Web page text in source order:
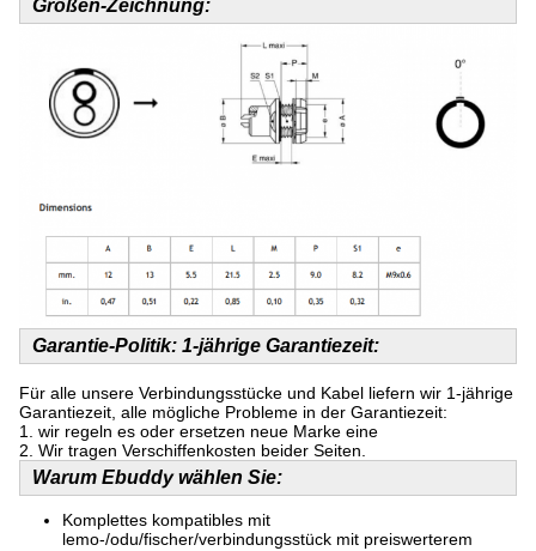
Größen-Zeichnung:
Garantie-Politik: 1-jährige Garantiezeit:
Für alle unsere Verbindungsstücke und Kabel liefern wir 1-jährige
Garantiezeit, alle mögliche Probleme in der Garantiezeit:
1. wir regeln es oder ersetzen neue Marke eine
2. Wir tragen Verschiffenkosten beider Seiten.
Warum Ebuddy wählen Sie:
Komplettes kompatibles mit
lemo-/odu/fischer/verbindungsstück mit preiswerterem